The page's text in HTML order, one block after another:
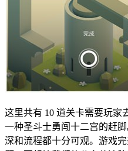
这里共有 10 道关卡需要玩家
一种圣斗士勇闯十二宫的赶
深和流程都十分可观。游戏